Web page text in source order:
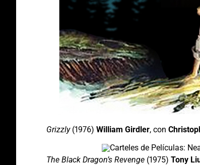
Grizzly(1976) William Girdler, con
The Black Dragon’s Revenge (1975) Tony